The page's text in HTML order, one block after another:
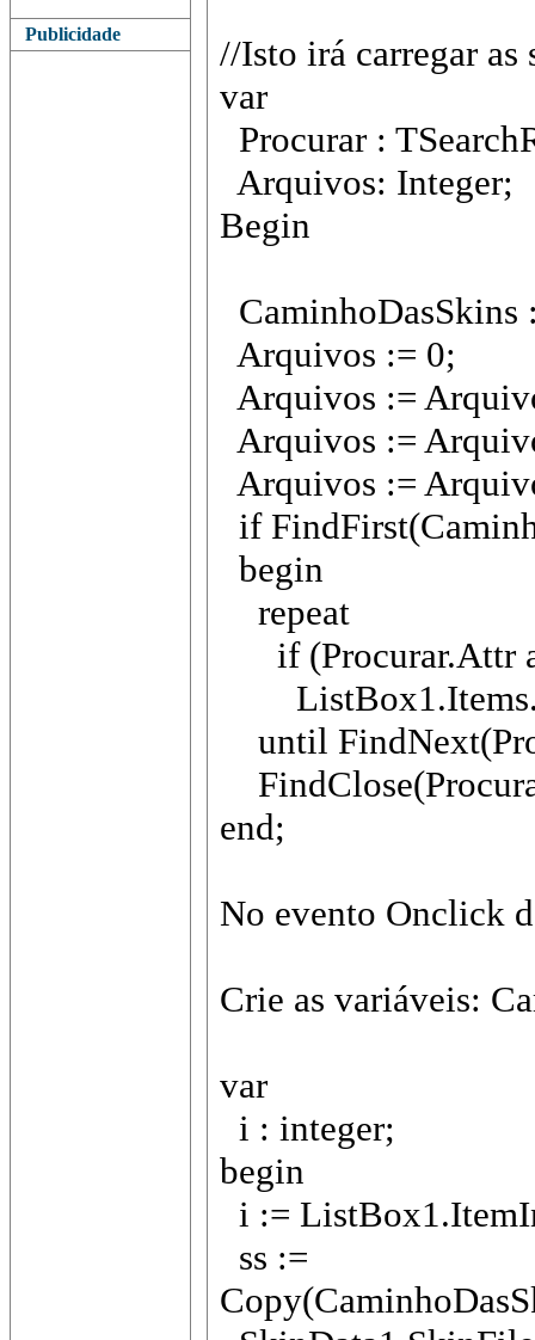
Publicidade
//Isto irá carregar
var
Procurar :
Arquivos: Integer;
Begin
Arquivos := 0;
Arquivos :=
Arquivos :=
Arquivos :=
if
begin
repeat
if (Procurar.Attr
until
end;
No evento Onclick
Crie as variáveis:
var
i : integer;
begin
i :=
ss :=